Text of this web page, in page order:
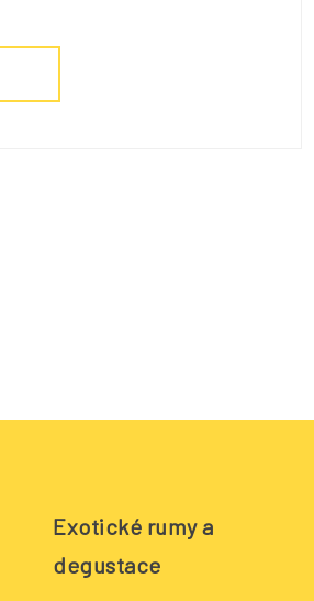
Exotické rumy a
degustace